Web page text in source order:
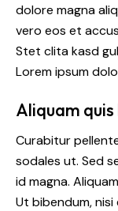
dolore magna
vero eos et
Stet clita kasd
Lorem ipsum
Aliquam
Curabitur
sodales ut. Sed
id magna.
Ut bibendum,